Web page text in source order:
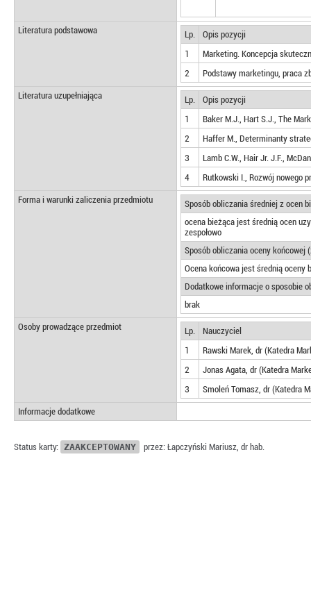
Literatura podstawowa Lp.
Opis pozycji
1
Marketing. Koncepcja
2
Podstawy marketingu, praca
Literatura uzupełniająca Lp.
Opis pozycji
1
Baker M.J., Hart S.J., The
2
Haffer M., Determinanty
3
Lamb C.W., Hair Jr. J.F.,
4
Rutkowski I., Rozwój nowego
Forma i warunki zaliczenia przedmiotu
Sposób obliczania średniej z ocen
ocena bieżąca jest średnią ocen
zespołowo
Sposób obliczania oceny
Ocena końcowa jest średnią oceny
Dodatkowe informacje o sposobie
brak
Osoby prowadzące przedmiot Lp.
Nauczyciel
1
Rawski Marek, dr (Katedra
2
Jonas Agata, dr (Katedra
3
Smoleń Tomasz, dr (Katedra
Informacje dodatkowe
Status karty: ZAAKCEPTOWANY przez: Łapczyński Mariusz, dr hab.